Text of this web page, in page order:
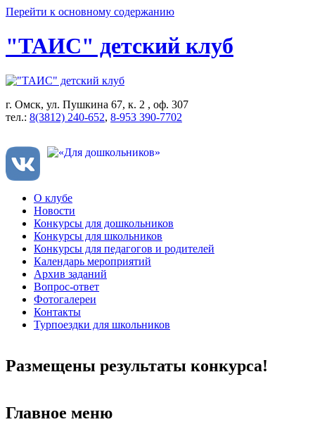
Перейти к основному содержанию
"ТАИС" детский клуб
г. Омск, ул. Пушкина 67, к. 2 , оф. 307
тел.: 8(3812) 240-652, 8-953 390-7702
О клубе
Новости
Конкурсы для дошкольников
Конкурсы для школьников
Конкурсы для педагогов и родителей
Календарь мероприятий
Архив заданий
Вопрос-ответ
Фотогалереи
Контакты
Турпоездки для школьников
Размещены результаты конкурса!
Главное меню